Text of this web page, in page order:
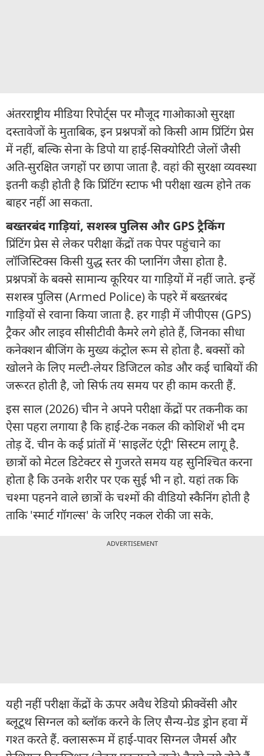
अंतरराष्ट्रीय मीडिया रिपोर्ट्स पर मौजूद गाओकाओ सुरक्षा
दस्तावेजों के मुताबिक, इन प्रश्नपत्रों को किसी आम प्रिंटिंग प्रेस
में नहीं, बल्कि सेना के डिपो या हाई-सिक्योरिटी जेलों जैसी
अति-सुरक्षित जगहों पर छापा जाता है. वहां की सुरक्षा व्यवस्था
इतनी कड़ी होती है कि प्रिंटिंग स्टाफ भी परीक्षा खत्म होने तक
बाहर नहीं आ सकता.
बख्तरबंद गाड़ियां, सशस्त्र पुलिस और GPS ट्रैकिंग
प्रिंटिंग प्रेस से लेकर परीक्षा केंद्रों तक पेपर पहुंचाने का
लॉजिस्टिक्स किसी युद्ध स्तर की प्लानिंग जैसा होता है.
प्रश्नपत्रों के बक्से सामान्य कूरियर या गाड़ियों में नहीं जाते. इन्हें
सशस्त्र पुलिस (Armed Police) के पहरे में बख्तरबंद
गाड़ियों से रवाना किया जाता है. हर गाड़ी में जीपीएस (GPS)
ट्रैकर और लाइव सीसीटीवी कैमरे लगे होते हैं, जिनका सीधा
कनेक्शन बीजिंग के मुख्य कंट्रोल रूम से होता है. बक्सों को
खोलने के लिए मल्टी-लेयर डिजिटल कोड और कई चाबियों की
जरूरत होती है, जो सिर्फ तय समय पर ही काम करती हैं.
इस साल (2026) चीन ने अपने परीक्षा केंद्रों पर तकनीक का
ऐसा पहरा लगाया है कि हाई-टेक नकल की कोशिशें भी दम
तोड़ दें. चीन के कई प्रांतों में 'साइलेंट एंट्री' सिस्टम लागू है.
छात्रों को मेटल डिटेक्टर से गुजरते समय यह सुनिश्चित करना
होता है कि उनके शरीर पर एक सुई भी न हो. यहां तक कि
चश्मा पहनने वाले छात्रों के चश्मों की वीडियो स्कैनिंग होती है
ताकि 'स्मार्ट गॉगल्स' के जरिए नकल रोकी जा सके.
ADVERTISEMENT
यही नहीं परीक्षा केंद्रों के ऊपर अवैध रेडियो फ्रीक्वेंसी और
ब्लूटूथ सिग्नल को ब्लॉक करने के लिए सैन्य-ग्रेड ड्रोन हवा में
गश्त करते हैं. क्लासरूम में हाई-पावर सिग्नल जैमर्स और